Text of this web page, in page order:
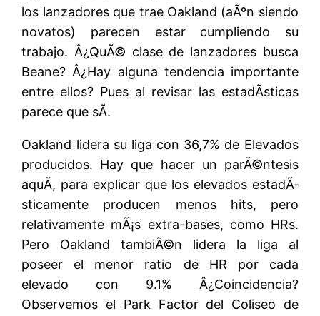
los lanzadores que trae Oakland (aÃºn siendo
novatos) parecen estar cumpliendo su
trabajo. Â¿QuÃ© clase de lanzadores busca
Beane? Â¿Hay alguna tendencia importante
entre ellos? Pues al revisar las estadÃ­sticas
parece que sÃ­.
Oakland lidera su liga con 36,7% de Elevados
producidos. Hay que hacer un parÃ©ntesis
aquÃ­, para explicar que los elevados estadÃ­
sticamente producen menos hits, pero
relativamente mÃ¡s extra-bases, como HRs.
Pero Oakland tambiÃ©n lidera la liga al
poseer el menor ratio de HR por cada
elevado con 9.1% Â¿Coincidencia?
Observemos el Park Factor del Coliseo de